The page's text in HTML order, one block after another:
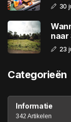
30
naar
23
Categorieën
Informatie
342 Artikelen